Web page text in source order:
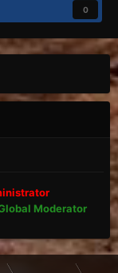
0
Moderator